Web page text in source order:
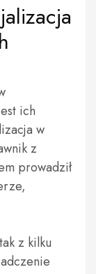
ich
w
z
prowadził
z kilku